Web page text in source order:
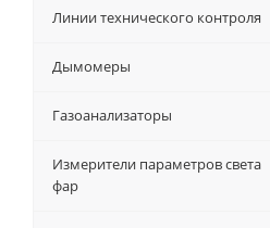
Линии технического контроля
Дымомеры
Газоанализаторы
Измерители параметров света
фар